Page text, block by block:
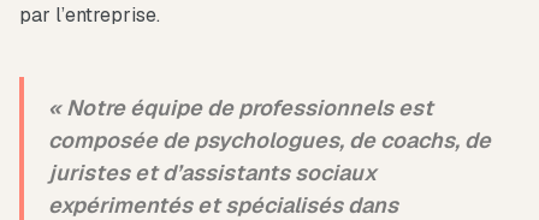
par l’entreprise.
« Notre équipe de professionnels est
composée de psychologues, de coachs, de
juristes et d’assistants sociaux
expérimentés et spécialisés dans